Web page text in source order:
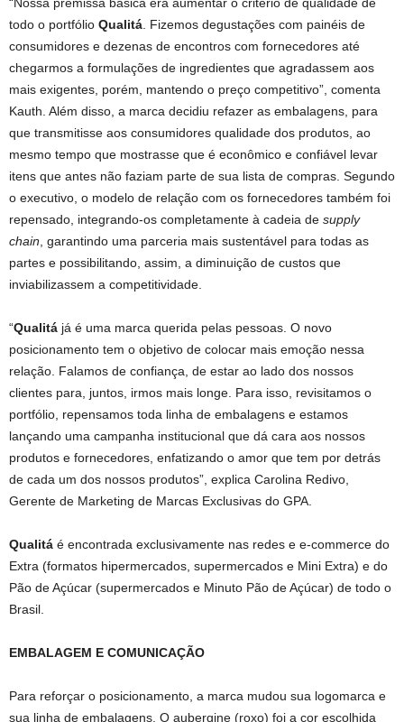
todo o portfólio Qualitá . Fizemos degustações com painéis de
consumidores e dezenas de encontros com fornecedores até
chegarmos a formulações de ingredientes que agradassem aos
mais exigentes, porém, mantendo o preço competitivo”, comenta
Kauth. Além disso, a marca decidiu refazer as embalagens, para
que transmitisse aos consumidores qualidade dos produtos, ao
mesmo tempo que mostrasse que é econômico e confiável levar
itens que antes não faziam parte de sua lista de compras. Segundo
o executivo, o modelo de relação com os fornecedores também foi
repensado, integrando-os completamente à cadeia de supply
chain , garantindo uma parceria mais sustentável para todas as
partes e possibilitando, assim, a diminuição de custos que
inviabilizassem a competitividade.
“Qualitá já é uma marca querida pelas pessoas. O novo
posicionamento tem o objetivo de colocar mais emoção nessa
relação. Falamos de confiança, de estar ao lado dos nossos
clientes para, juntos, irmos mais longe. Para isso, revisitamos o
portfólio, repensamos toda linha de embalagens e estamos
lançando uma campanha institucional que dá cara aos nossos
produtos e fornecedores, enfatizando o amor que tem por detrás
de cada um dos nossos produtos”, explica Carolina Redivo,
Gerente de Marketing de Marcas Exclusivas do GPA.
Qualitá é encontrada exclusivamente nas redes e e-commerce do
Extra (formatos hipermercados, supermercados e Mini Extra) e do
Pão de Açúcar (supermercados e Minuto Pão de Açúcar) de todo o
Brasil.
EMBALAGEM E COMUNICAÇÃO
Para reforçar o posicionamento, a marca mudou sua logomarca e
sua linha de embalagens. O aubergine (roxo) foi a cor escolhida